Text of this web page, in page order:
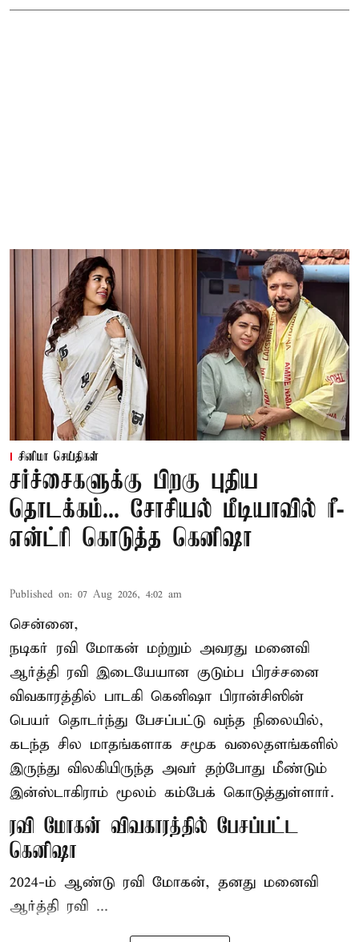
சினிமா செய்திகள்
சர்ச்சைகளுக்கு பிறகு புதிய
தொடக்கம்... சோசியல் மீடியாவில் ரீ-
என்ட்ரி கொடுத்த கெனிஷா
Published on: 07 Aug 2026, 4:02 am
சென்னை,
நடிகர் ரவி மோகன் மற்றும் அவரது மனைவி
ஆர்த்தி ரவி இடையேயான குடும்ப பிரச்சனை
விவகாரத்தில் பாடகி கெனிஷா பிரான்சிஸின்
பெயர் தொடர்ந்து பேசப்பட்டு வந்த நிலையில்,
கடந்த சில மாதங்களாக சமூக வலைதளங்களில்
இருந்து விலகியிருந்த அவர் தற்போது மீண்டும்
இன்ஸ்டாகிராம் மூலம் கம்பேக் கொடுத்துள்ளார்.
ரவி மோகன் விவகாரத்தில் பேசப்பட்ட
கெனிஷா
2024-ம் ஆண்டு ரவி மோகன், தனது மனைவி
ஆர்த்தி ரவி ...